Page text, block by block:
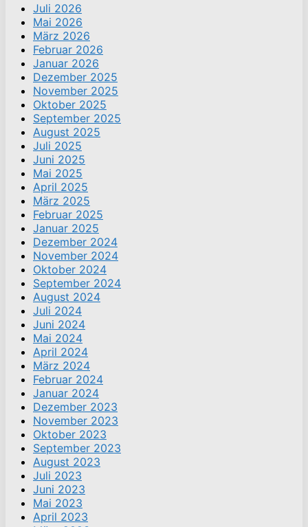
Juli 2026
Mai 2026
März 2026
Februar 2026
Januar 2026
Dezember 2025
November 2025
Oktober 2025
September 2025
August 2025
Juli 2025
Juni 2025
Mai 2025
April 2025
März 2025
Februar 2025
Januar 2025
Dezember 2024
November 2024
Oktober 2024
September 2024
August 2024
Juli 2024
Juni 2024
Mai 2024
April 2024
März 2024
Februar 2024
Januar 2024
Dezember 2023
November 2023
Oktober 2023
September 2023
August 2023
Juli 2023
Juni 2023
Mai 2023
April 2023